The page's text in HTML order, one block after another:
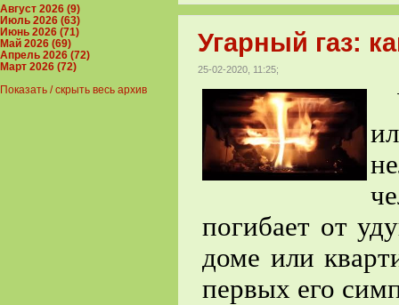
Угарный газ:
25-02-2020, 11:25;
погибает от
доме или
первых его
Август 2026 (9)
Июль 2026 (63)
Июнь 2026 (71)
Май 2026 (69)
Апрель 2026 (72)
Март 2026 (72)
Показать / скрыть весь архив